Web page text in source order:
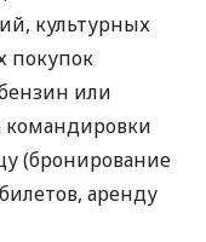
культурных
покупок
или
командировки
(бронирование
аренду